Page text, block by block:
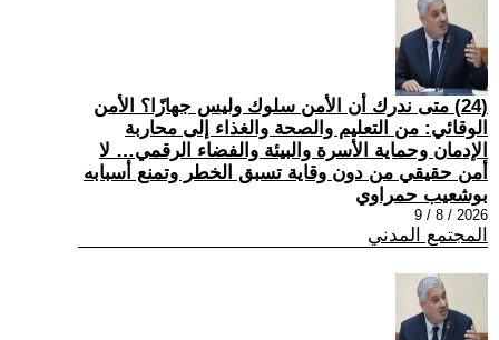
(24) متى ندرك أن الأمن سلوك وليس جهازًا؟ الأمن
الوقائي: من التعليم والصحة والغذاء إلى محاربة
الإدمان وحماية الأسرة والبيئة والفضاء الرقمي… لا
أمن حقيقي من دون وقاية تسبق الخطر وتمنع أسبابه
بوشعيب حمراوي
2026 / 8 / 9
المجتمع المدني